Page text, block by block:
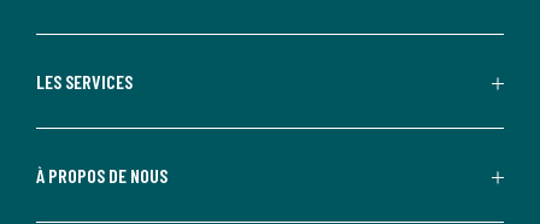
LES SERVICES
À PROPOS DE NOUS